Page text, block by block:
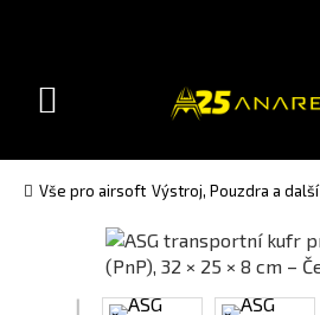
version(Slovak)
Toggle
Vše pro airsoft Výstroj, Pouzdra a další